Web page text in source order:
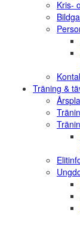
Kris-
Träning &